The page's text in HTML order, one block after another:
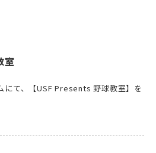
室
にて、【USF Presents 野球教室】を